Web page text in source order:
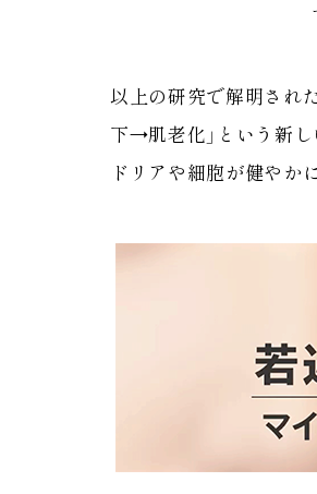
以上の研究で解明され
下→肌老化」という新
ドリアや細胞が健やか